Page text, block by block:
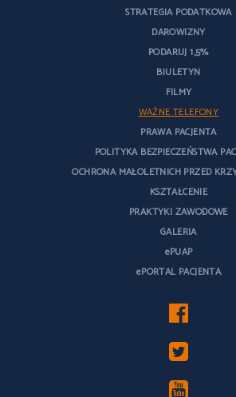
STRATEGIA PODATKOWA
DAROWIZNY
PODARUJ 1,5%
BIULETYN
FILMY
WAŻNE TELEFONY
PRAWA PACJENTA
POLITYKA BEZPIECZEŃSTWA
OCHRONA MAŁOLETNICH PRZED
KSZTAŁCENIE
PRAKTYKI ZAWODOWE
GALERIA
ePUAP
ePORTAL PACJENTA